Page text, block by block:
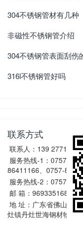
304不锈钢管材有几种
非磁性不锈钢管介绍
304不锈钢管表面刮伤
316l不锈钢管好吗
联系方式
联系人：139 2771
服务热线-1：0757-
86411166、0757-
服务热线-2：0757-
邮 箱：
地 址：广东省佛山市
灶镇丹灶世海钢材物流中